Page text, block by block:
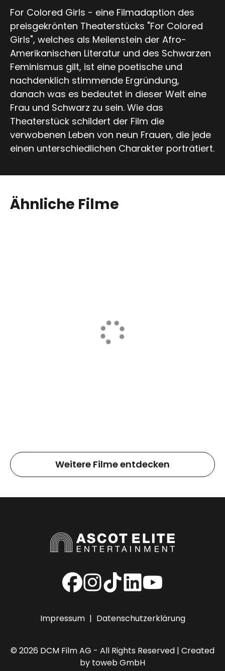
For Colored Girls - eine Filmadaption des
preisgekrönten Theaterstücks "For Colored
Girls", welches als Meilenstein der Afro-
Amerikanischen Literatur und des Schwarzen
Feminismus gilt, ist eine poetische und
nachdenklich stimmende Ergründung,
danach was es bedeutet in dieser Welt eine
Frau und Schwarz zu sein. Wie das
Theaterstück schildert der Film die
verwobenen Leben von neun Frauen, die jede
einen unterschiedlichen Charakter porträtiert.
Ähnliche Filme
Weitere Filme entdecken
Facebook
Instagram
TikTokLinkedInYouTube
Impressum | Datenschutzerklärung
© 2026 DCM Film AG - All Rights Reserved | Created
by toweb GmbH